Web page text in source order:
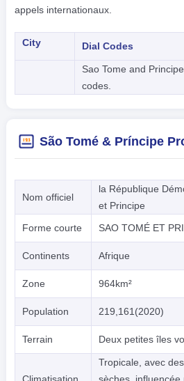
appels internationaux.
City Dial Codes
Sao Tome and
codes.
São Tomé & Príncipe
Nom officiel
la République
et Principe
Forme courte
SAO TOMÉ ET
Continents Afrique
Zone 964km²
Population 219,161(2020)
Terrain Deux petites îles
Tropicale, avec